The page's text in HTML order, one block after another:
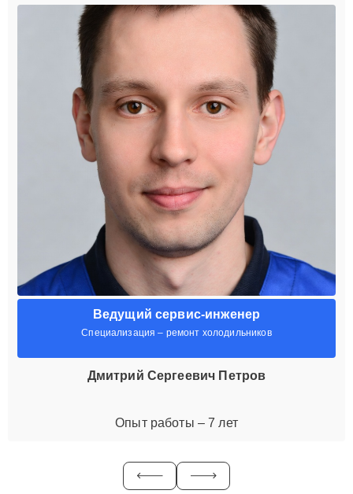
Ведущий сервис-инженер
Специализация – ремонт холодильников
Дмитрий Сергеевич Петров
Опыт работы – 7 лет